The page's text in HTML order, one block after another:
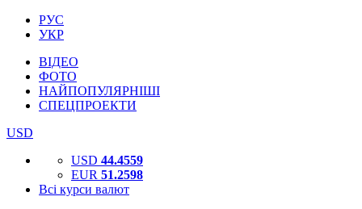
РУС
УКР
ВІДЕО
ФОТО
НАЙПОПУЛЯРНІШІ
СПЕЦПРОЕКТИ
USD
USD 44.4559
EUR 51.2598
Всі курси валют